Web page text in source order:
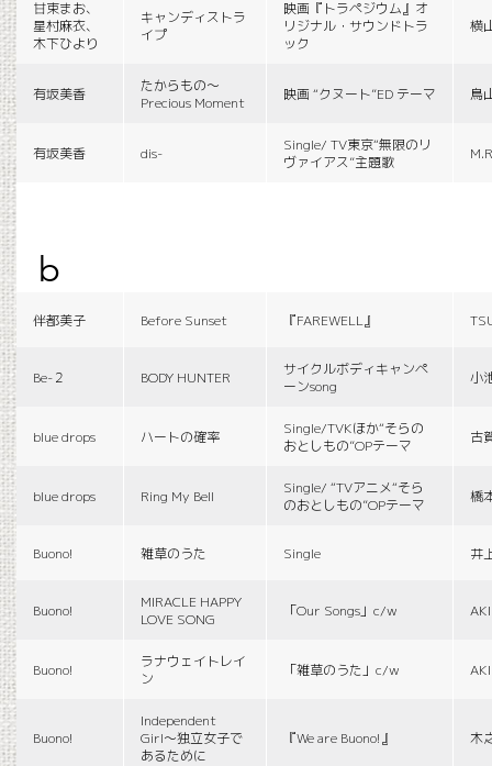
甘束まお、
星村麻衣、
木下ひより
キャンディストラ
イプ
映画『トラペジウム』オ
リジナル・サウンドトラ
ック
横
有坂美香
たからもの〜
Precious Moment
映画 “クヌート”ED テーマ 鳥
有坂美香 dis-
Single/ TV東京“無限のリ
ヴァイアス”主題歌
b
伴都美子 Before Sunset 『FAREWELL』
Be-２ BODY HUNTER
サイクルボディキャンペ
ーンsong
小
blue drops ハートの確率
Single/TVKほか“そらの
おとしもの”OPテーマ
古
blue drops Ring My Bell
Single/ “TVアニメ“そら
のおとしもの”OPテーマ
橋
Buono! 雑草のうた Single 井
Buono!
MIRACLE HAPPY
LOVE SONG
「Our Songs」c/w
Buono!
ラナウェイトレイ
ン
「雑草のうた」c/w
Buono!
Independent
Girl〜独立女子で
あるために
『We are Buono!』 木